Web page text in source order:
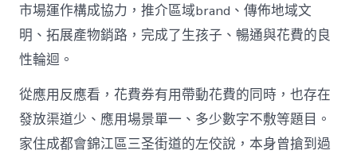
市場運作構成協力，推介區域brand、傳佈地域文
明、拓展產物銷路，完成了生孩子、暢通與花費的良
性輪迴。
從應用反應看，花費券有用帶動花費的同時，也存在
發放渠道少、應用場景單一、多少數字不敷等題目。
家住成都會錦江區三圣街道的左佼說，本身曾搶到過